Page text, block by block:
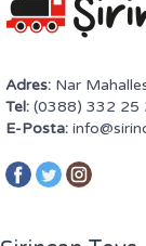
Adres: Nar
Tel: (0388) 332 25
E-Posta: